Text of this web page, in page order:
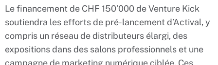
Le financement de CHF 150’000 de Venture Kick
soutiendra les efforts de pré-lancement d’Actival, y
compris un réseau de distributeurs élargi, des
expositions dans des salons professionnels et une
campagne de marketing numérique ciblée. Ces